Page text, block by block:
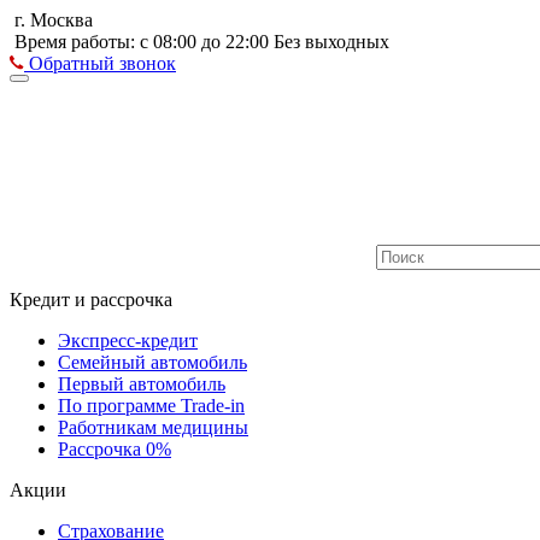
г. Москва
Время работы: с 08:00 до 22:00 Без выходных
Обратный звонок
Кредит и рассрочка
Экспресс-кредит
Семейный автомобиль
Первый автомобиль
По программе Trade-in
Работникам медицины
Рассрочка 0%
Акции
Страхование